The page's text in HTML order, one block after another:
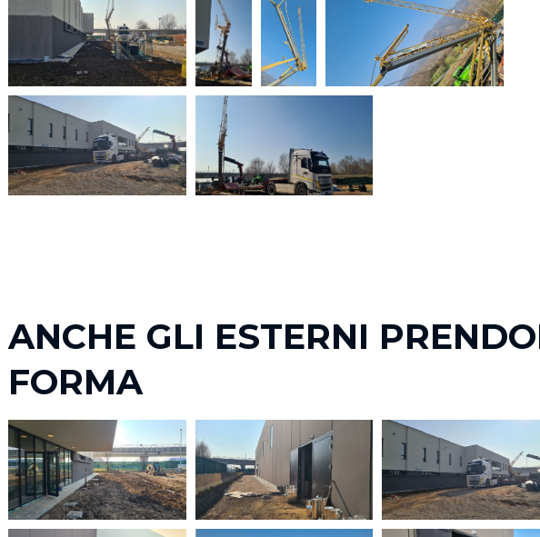
ANCHE GLI ESTERNI
FORMA